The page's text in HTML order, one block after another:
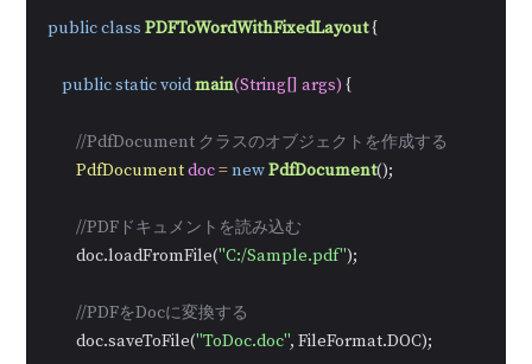
publicclass PDFToWordWithFixedLayout {
publicstaticvoidmain(String[] args) {
//PdfDocument クラスのオブジェクトを作成する
PdfDocumentdoc=newPdfDocument();
//PDFドキュメントを読み込む
        doc.loadFromFile(
"C:/Sample.pdf");
//PDFをDocに変換する
        doc.saveToFile(
"ToDoc.doc", FileFormat.DOC);